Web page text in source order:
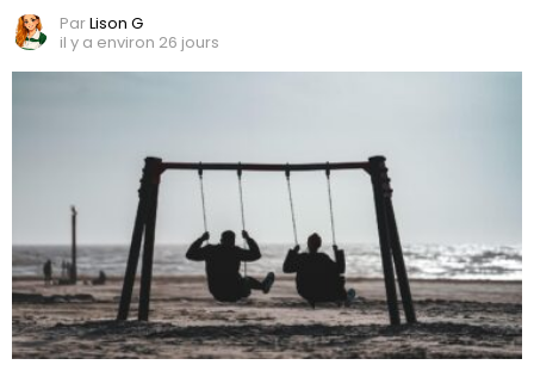
ParLison G
il y a environ 26 jours